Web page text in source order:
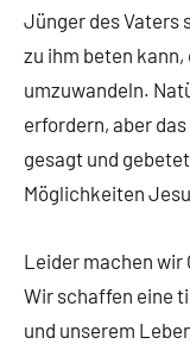
Jünger des Vaters
zu ihm beten
umzuwandeln.
erfordern, aber
gesagt und
Möglichkeiten
Leider machen wir
Wir schaffen eine
und unserem